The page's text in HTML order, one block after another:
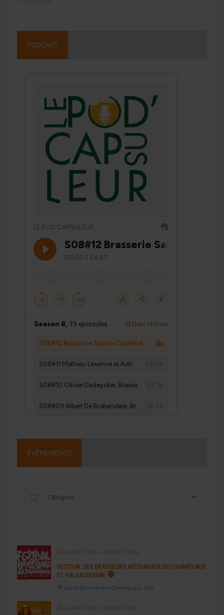
PODCAST
ÉVÉNEMENTS
08 AOÛT 2026- 09 AOÛT 2026
FESTIVAL DES BRASSEURS ARTISANAUX DU CHAMPSAUR
ET VALGAUDEMAR
Saint-Bonnet-en-Champsaur (05)
22 AOÛT 2026- 23 AOÛT 2026